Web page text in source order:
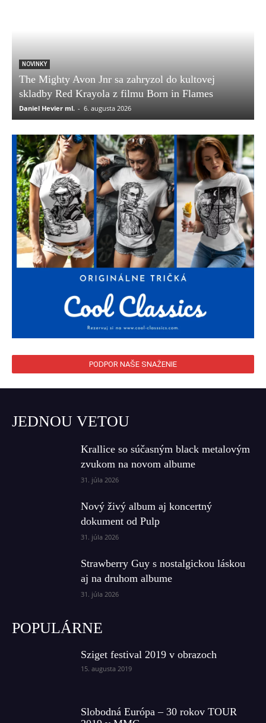
NOVINKY
The Mighty Avon Jnr sa zahryzol do kultovej
skladby Red Krayola z filmu Born in Flames
Daniel Hevier ml. - 6. augusta 2026
PODPOR NAŠE SNAŽENIE
JEDNOU VETOU
Krallice so súčasným black metalovým
zvukom na novom albume
31. júla 2026
Nový živý album aj koncertný
dokument od Pulp
31. júla 2026
Strawberry Guy s nostalgickou láskou
aj na druhom albume
31. júla 2026
POPULÁRNE
Sziget festival 2019 v obrazoch
15. augusta 2019
Slobodná Európa – 30 rokov TOUR